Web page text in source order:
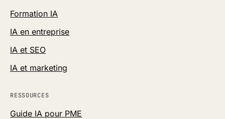
Formation IA
IA en entreprise
IA et SEO
IA et marketing
RESSOURCES
Guide IA pour PME